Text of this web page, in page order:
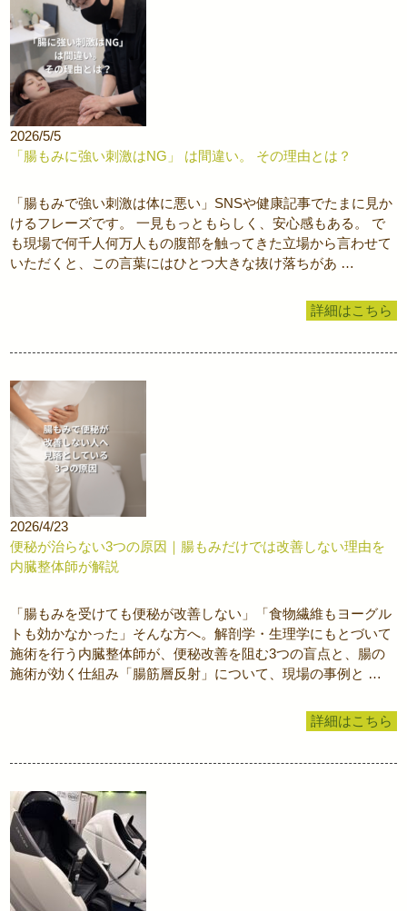
2026/5/5
「腸もみに強い刺激はNG」 は間違い。 その理由とは？
「腸もみで強い刺激は体に悪い」SNSや健康記事でたまに見か
けるフレーズです。 一見もっともらしく、安心感もある。 で
も現場で何千人何万人もの腹部を触ってきた立場から言わせて
いただくと、この言葉にはひとつ大きな抜け落ちがあ …
詳細はこちら
2026/4/23
便秘が治らない3つの原因｜腸もみだけでは改善しない理由を
内臓整体師が解説
「腸もみを受けても便秘が改善しない」「食物繊維もヨーグル
トも効かなかった」そんな方へ。解剖学・生理学にもとづいて
施術を行う内臓整体師が、便秘改善を阻む3つの盲点と、腸の
施術が効く仕組み「腸筋層反射」について、現場の事例と …
詳細はこちら